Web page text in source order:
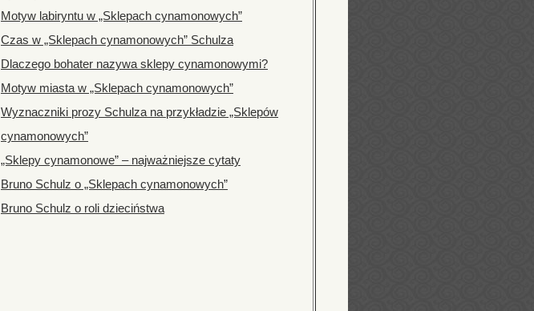
Motyw labiryntu w „Sklepach cynamonowych”
Czas w „Sklepach cynamonowych” Schulza
Dlaczego bohater nazywa sklepy cynamonowymi?
Motyw miasta w „Sklepach cynamonowych”
Wyznaczniki prozy Schulza na przykładzie „Sklepów
cynamonowych”
„Sklepy cynamonowe” – najważniejsze cytaty
Bruno Schulz o „Sklepach cynamonowych”
Bruno Schulz o roli dzieciństwa